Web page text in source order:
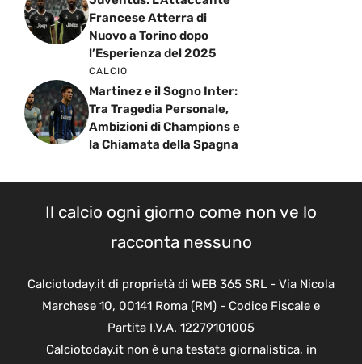
Francese Atterra di
Nuovo a Torino dopo
l’Esperienza del 2025
CALCIO
Martinez e il Sogno Inter:
Tra Tragedia Personale,
Ambizioni di Champions e
la Chiamata della Spagna
Il calcio ogni giorno come non ve lo
racconta nessuno
Calciotoday.it di proprietà di WEB 365 SRL - Via Nicola
Marchese 10, 00141 Roma (RM) - Codice Fiscale e
Partita I.V.A. 12279101005
Calciotoday.it non è una testata giornalistica, in